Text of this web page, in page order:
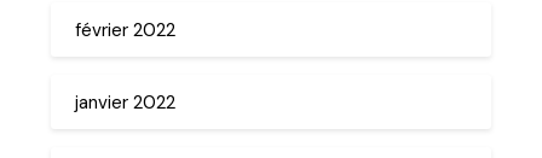
février 2022
janvier 2022